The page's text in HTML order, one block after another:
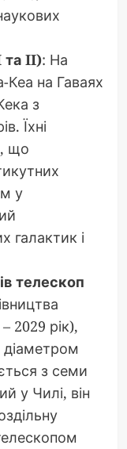
та II): На
Кеа на Гаваях
з
Їхні
що
у
галактик і
телескоп
2029 рік),
з семи
у Чилі, він